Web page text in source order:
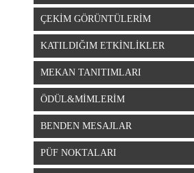
ÇEKİM GÖRÜNTÜLERİM
KATILDIĞIM ETKİNLİKLER
MEKAN TANITIMLARI
ÖDÜL&MİMLERİM
BENDEN MESAJLAR
PÜF NOKTALARI